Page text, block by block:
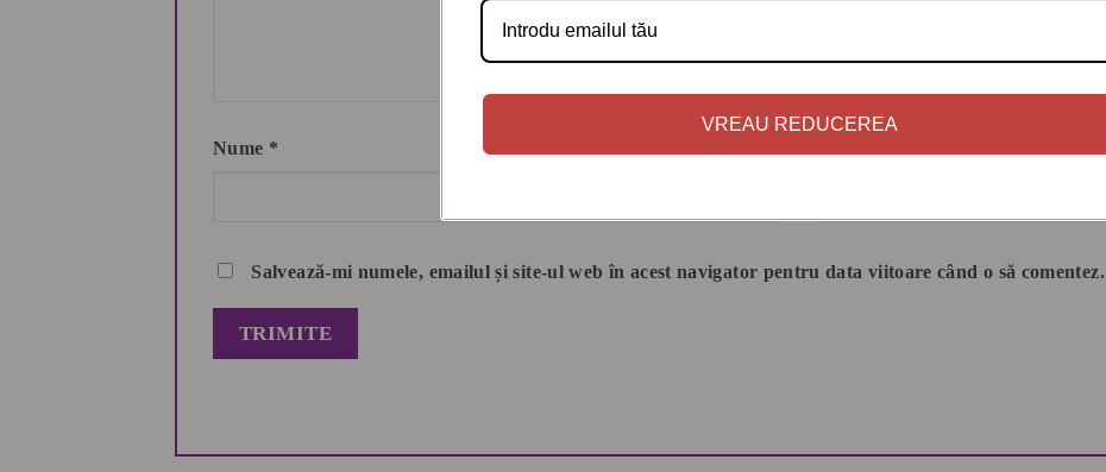
Nume *
Salvează-mi numele, emailul și site-ul web în acest navigator pentru data viitoare când o să comentez.
VREAU REDUCEREA